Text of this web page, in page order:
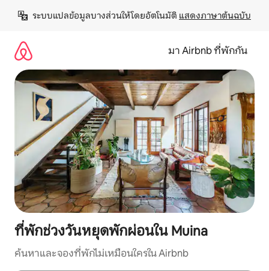
เนื้อหา
ระบบแปลข้อมูลบางส่วนให้โดยอัตโนมัติ แสดงภาษาต้นฉบับ
มา Airbnb ที่พักกัน
ที่พักช่วงวันหยุดพักผ่อนใน Muina
ค้นหาและจองที่พักไม่เหมือนใครใน Airbnb